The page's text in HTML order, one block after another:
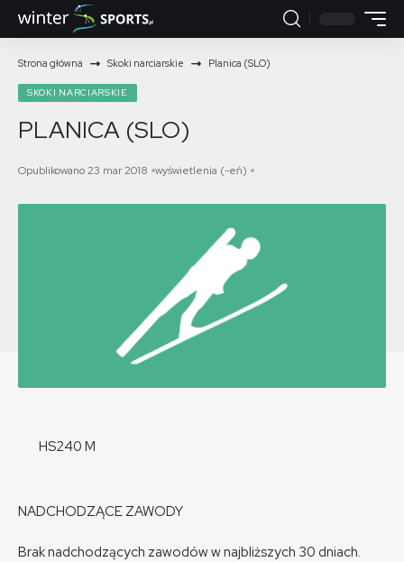
Strona główna Skoki narciarskie Planica (SLO)
SKOKI NARCIARSKIE
PLANICA (SLO)
Opublikowano 23 mar 2018 wyświetlenia (-eń)
HS240 M
NADCHODZĄCE ZAWODY
Brak nadchodzących zawodów w najbliższych 30 dniach.